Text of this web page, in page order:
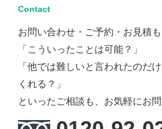
Contact
お問い合わせ・ご予約・お見積も
「こういったことは可能？」
「他では難しいと言われたのだ
くれる？」
といったご相談も、お気軽にお